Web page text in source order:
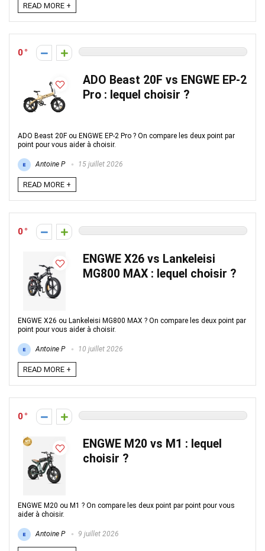
READ MORE +
0
ADO Beast 20F vs ENGWE EP-2
Pro : lequel choisir ?
ADO Beast 20F ou ENGWE EP-2 Pro ? On compare les deux point par
point pour vous aider à choisir.
Antoine P 15 juillet 2026
READ MORE +
0
ENGWE X26 vs Lankeleisi
MG800 MAX : lequel choisir ?
ENGWE X26 ou Lankeleisi MG800 MAX ? On compare les deux point par
point pour vous aider à choisir.
Antoine P 10 juillet 2026
READ MORE +
0
ENGWE M20 vs M1 : lequel
choisir ?
ENGWE M20 ou M1 ? On compare les deux point par point pour vous
aider à choisir.
Antoine P 9 juillet 2026